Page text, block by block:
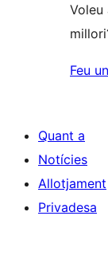
Voleu
Feu
Quant a
Notícies
Allotjament
Privadesa